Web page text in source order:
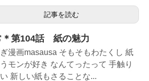
記事を読む
＊第104話 紙の魅力
漫画masausa そもそもわたくし 紙
モンが好き なんてったって 手触り
新しい紙もさることな...